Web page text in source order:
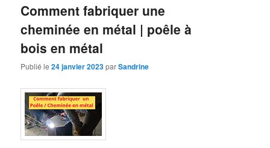
Comment fabriquer une
cheminée en métal | poêle à
bois en métal
Publié le24 janvier 2023parSandrine